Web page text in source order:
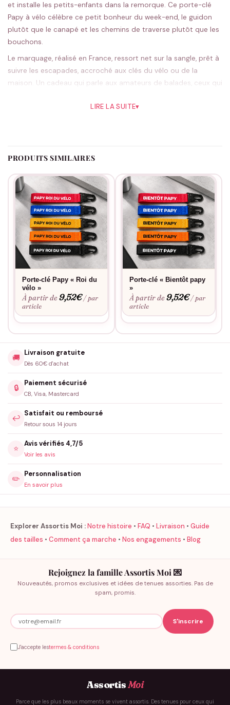
et installe les petits-enfants dans la remorque. Ce porte-clé
Papy à vélo célèbre ce petit bonheur du week-end, le guidon
plutôt que le canapé et les chemins de traverse plutôt que les
bouchons.
Le marquage, réalisé en France, ressort net sur la sangle, prêt à
suivre les escapades, accroché aux clés du vélo ou de la
maison. Un cadeau qui parle aux amateurs de balades, ceux qui
des grands-pères. Allez, en selle. D’autres pistes dansnotre
rayon papy
LIRE LA SUITE▾
PRODUITS SIMILAIRES
Porte-clé Papy « Roi du
vélo »
À partir de9,52€ / par
article
Porte-clé « Bientôt papy
»
À partir de9,52€ / par
article
🚚
Livraison gratuite
Dès 60€ d'achat
🔒
Paiement sécurisé
CB, Visa, Mastercard
↩️
Satisfait ou remboursé
Retour sous 14 jours
⭐
Avis vérifiés 4,7/5
Voir les avis
✏️
Personnalisation
En savoir plus
Explorer Assortis Moi :Notre histoire • FAQ • Livraison • Guide
des tailles • Comment ça marche • Nos engagements • Blog
Rejoignez la famille Assortis Moi 💌
Nouveautés, promos exclusives et idées de tenues assorties. Pas de
spam, promis.
J'accepte lestermes & conditions
AssortisMoi
Parce que les plus beaux moments se vivent assortis. Des tenues pour ceux qui